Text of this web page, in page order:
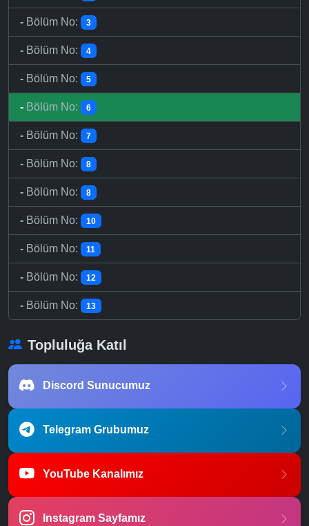
- Bölüm No: 3
- Bölüm No: 4
- Bölüm No: 5
- Bölüm No: 6
- Bölüm No: 7
- Bölüm No: 8
- Bölüm No: 8
- Bölüm No: 10
- Bölüm No: 11
- Bölüm No: 12
- Bölüm No: 13
Topluluğa Katıl
Discord Sunucumuz
Telegram Grubumuz
YouTube Kanalımız
Instagram Sayfamız